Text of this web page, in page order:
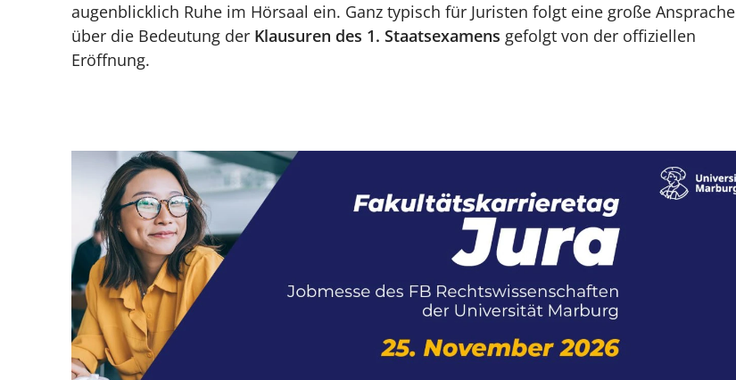
augenblicklich Ruhe im Hörsaal ein. Ganz typisch für Juristen folgt eine große Ansprache
über die Bedeutung der Klausuren des 1. Staatsexamens gefolgt von der offiziellen
Eröffnung.